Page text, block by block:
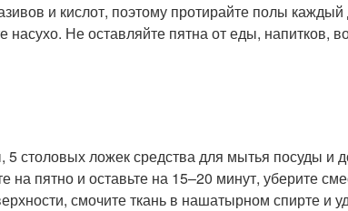
и кислот, поэтому протирайте полы
насухо. Не оставляйте пятна от еды, напитков,
ложек средства для мытья посуды и
на пятно и оставьте на 15–20 минут, уберите
смочите ткань в нашатырном спирте и